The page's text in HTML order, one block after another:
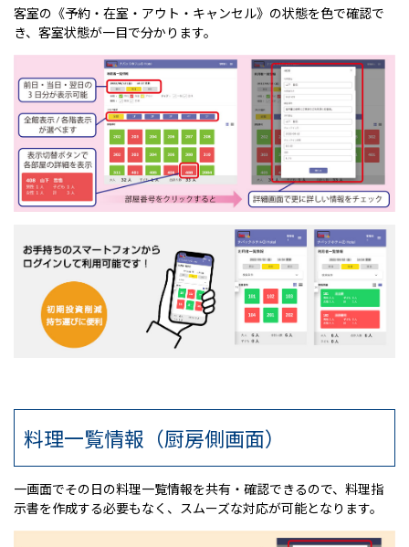
客室の《予約・在室・アウト・キャンセル》の状態を色で確認で
き、客室状態が一目で分かります。
料理一覧情報（厨房側画面）
一画面でその日の料理一覧情報を共有・確認できるので、料理指
示書を作成する必要もなく、スムーズな対応が可能となります。